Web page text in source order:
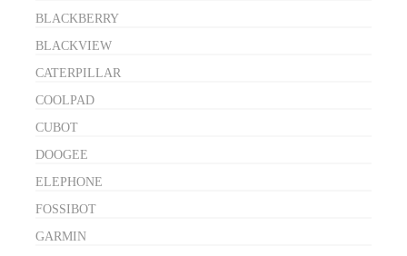
BLACKBERRY
BLACKVIEW
CATERPILLAR
COOLPAD
CUBOT
DOOGEE
ELEPHONE
FOSSIBOT
GARMIN